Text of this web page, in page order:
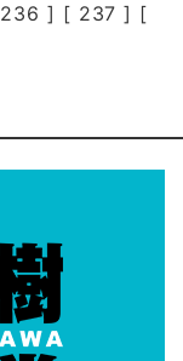
236 ] [ 237 ] [